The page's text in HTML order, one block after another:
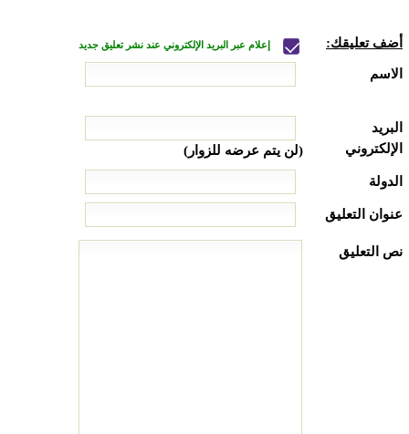
أضف تعليقك: إعلام عبر البريد الإلكتروني عند نشر تعليق جديد
الاسم
البريد
الإلكتروني
(لن يتم عرضه للزوار)
الدولة
عنوان التعليق
نص التعليق